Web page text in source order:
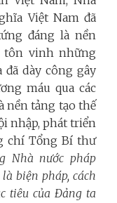
Việt Nam đã
đáng là nền
tôn vinh những
dày công gây
máu qua các
nền tảng tạo thế
nhập, phát triển
chí Tổng Bí thư
Nhà nước pháp
biện pháp, cách
tiêu của Đảng ta